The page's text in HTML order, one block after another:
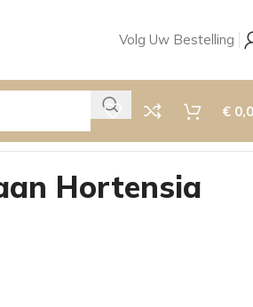
Volg Uw Bestelling
€
Hortensia